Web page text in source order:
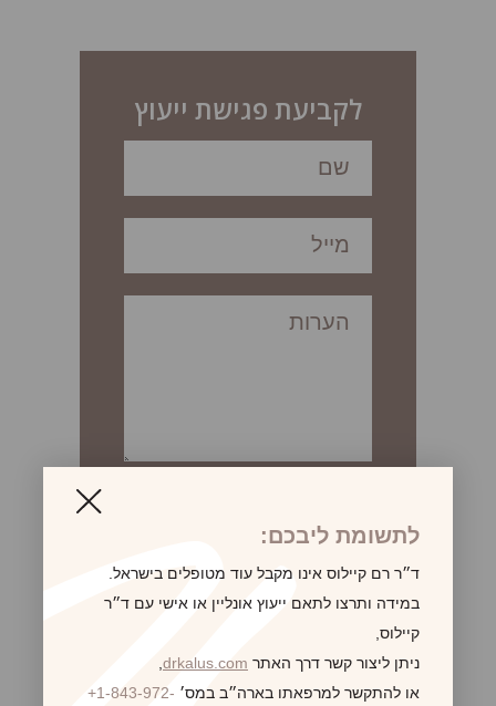
לקביעת פגישת ייעוץ
BOTOX
®בוטוקס
®
לתשומת ליבכם:
ד״ר רם קיילוס אינו מקבל עוד מטופלים בישראל.
במידה ותרצו לתאם ייעוץ אונליין או אישי עם ד״ר
קיילוס,
ניתן ליצור קשר דרך האתר drkalus.com
או להתקשר למרפאתו בארה״ב במס׳ +1-843-972-